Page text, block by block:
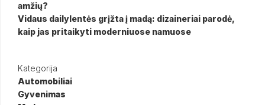
amžių?
Vidaus dailylentės grįžta į madą: dizaineriai parodė,
kaip jas pritaikyti moderniuose namuose
Kategorija
Automobiliai
Gyvenimas